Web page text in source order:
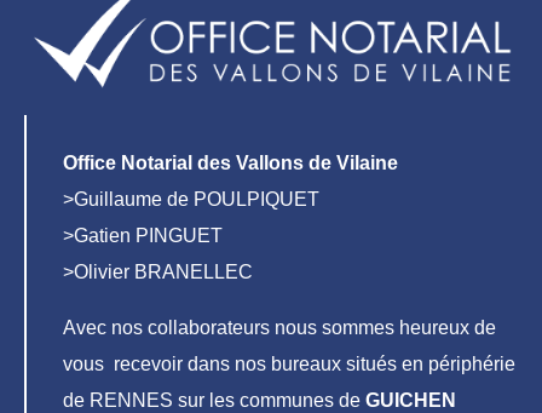
Office Notarial des Vallons de Vilaine
>Guillaume de POULPIQUET
>Gatien PINGUET
>Olivier BRANELLEC
Avec nos collaborateurs nous sommes heureux de
vous recevoir dans nos bureaux situés en périphérie
de RENNES sur les communes de GUICHEN